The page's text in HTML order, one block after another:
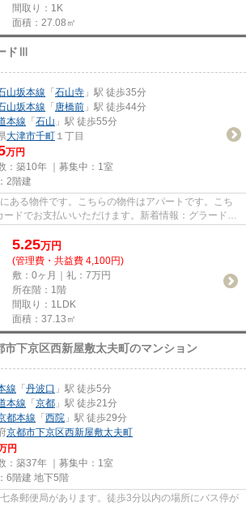
間取り：1K
面積：27.08㎡
ドⅢ
山坂本線 「 石山寺 」駅 徒歩35分
山坂本線 「 唐橋前 」駅 徒歩44分
本線 「 石山 」駅 徒歩55分
大津市千町 １丁目
万円
：築10年 ｜募集中： 1室
2階建
ある物件です。こちらの物件はアパートです。こち
ードでお支払いいただけます。新着情報：グラードⅢ
5.25万円
(管理費・共益費 4,100円)
敷：0ヶ月｜礼：7万円
所在階：1階
間取り：1LDK
面積：37.13㎡
市下京区西新屋敷太夫町のマンション
線 「 丹波口 」駅 徒歩5分
本線 「 京都 」駅 徒歩21分
都本線 「 西院 」駅 徒歩29分
京都市下京区西新屋敷太夫町
円
：築37年 ｜募集中： 1室
6階建 地下5階
条郵便局があります。徒歩3分以内の場所にバス停が